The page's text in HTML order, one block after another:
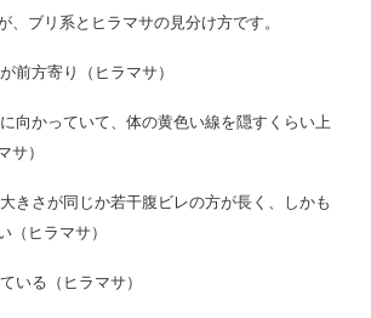
、ブリ系とヒラマサの見分け方です。
前方寄り（ヒラマサ）
向かっていて、体の黄色い線を隠すくらい上
サ）
きさが同じか若干腹ビレの方が長く、しかも
（ヒラマサ）
いる（ヒラマサ）